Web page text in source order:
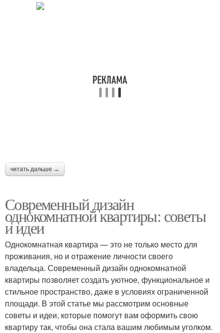
читать дальше →
Современный дизайн
однокомнатной квартиры: советы
и идеи
Однокомнатная квартира — это не только место для
проживания, но и отражение личности своего
владельца. Современный дизайн однокомнатной
квартиры позволяет создать уютное, функциональное и
стильное пространство, даже в условиях ограниченной
площади. В этой статье мы рассмотрим основные
советы и идеи, которые помогут вам оформить свою
квартиру так, чтобы она стала вашим любимым уголком.